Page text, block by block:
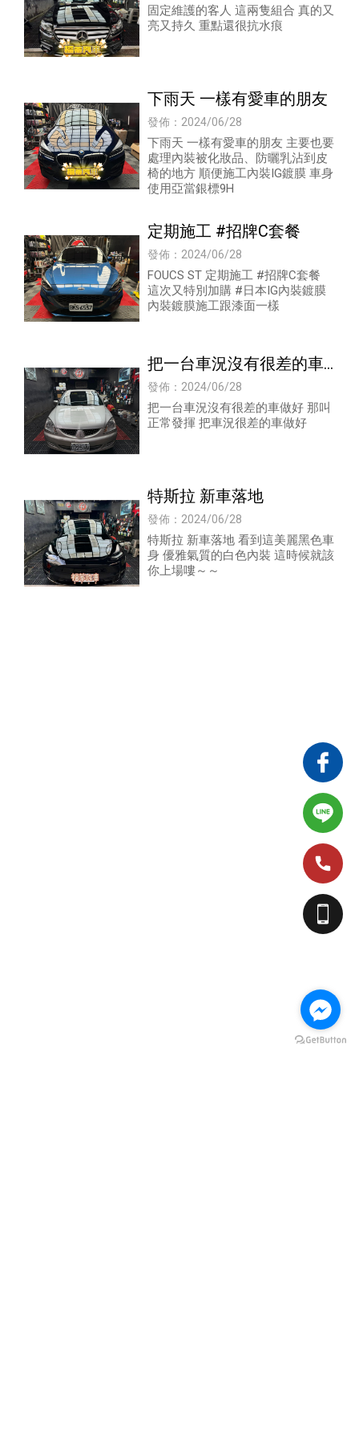
固定維護的客人 這兩隻組合 真的又
亮又持久 重點還很抗水痕
下雨天 一樣有愛車的朋友
發佈：2024/06/28
下雨天 一樣有愛車的朋友 主要也要
處理內裝被化妝品、防曬乳沾到皮
椅的地方 順便施工內裝IG鍍膜 車身
使用亞當銀標9H
定期施工 #招牌C套餐
發佈：2024/06/28
FOUCS ST 定期施工 #招牌C套餐
這次又特別加購 #日本IG內裝鍍膜
內裝鍍膜施工跟漆面一樣
把一台車況沒有很差的車
做好 那叫正常發揮
發佈：2024/06/28
把一台車況沒有很差的車做好 那叫
正常發揮 把車況很差的車做好
特斯拉 新車落地
發佈：2024/06/28
特斯拉 新車落地 看到這美麗黑色車
身 優雅氣質的白色內裝 這時候就該
你上場嘍～～